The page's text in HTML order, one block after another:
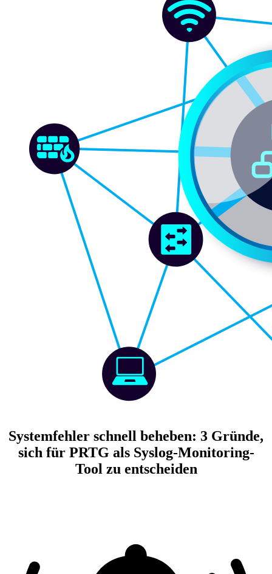
Systemfehler schnell beheben: 3 Gründe,
sich für PRTG als Syslog-Monitoring-
Tool zu entscheiden